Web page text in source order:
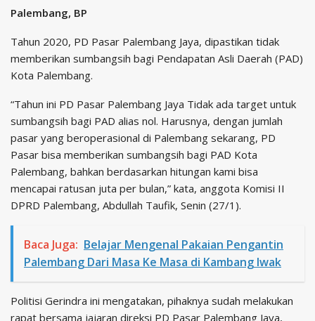
Palembang, BP
Tahun 2020, PD Pasar Palembang Jaya, dipastikan tidak
memberikan sumbangsih bagi Pendapatan Asli Daerah (PAD)
Kota Palembang.
“Tahun ini PD Pasar Palembang Jaya Tidak ada target untuk
sumbangsih bagi PAD alias nol. Harusnya, dengan jumlah
pasar yang beroperasional di Palembang sekarang, PD
Pasar bisa memberikan sumbangsih bagi PAD Kota
Palembang, bahkan berdasarkan hitungan kami bisa
mencapai ratusan juta per bulan,” kata, anggota Komisi II
DPRD Palembang, Abdullah Taufik, Senin (27/1).
Baca Juga: Belajar Mengenal Pakaian Pengantin
Palembang Dari Masa Ke Masa di Kambang Iwak
Politisi Gerindra ini mengatakan, pihaknya sudah melakukan
rapat bersama jajaran direksi PD Pasar Palembang Jaya,